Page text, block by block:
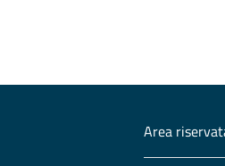
Area